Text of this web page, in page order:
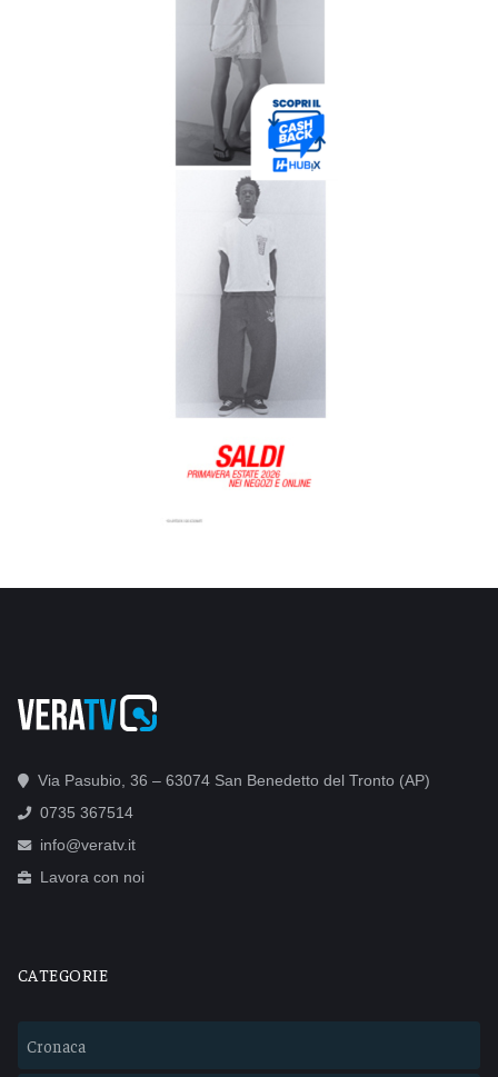
Via Pasubio, 36 – 63074 San Benedetto del Tronto (AP)
0735 367514
info@veratv.it
Lavora con noi
CATEGORIE
Cronaca